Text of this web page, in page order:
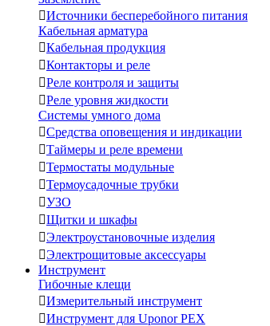
Источники бесперебойного питания
Кабельная арматура
Кабельная продукция
Контакторы и реле
Реле контроля и защиты
Реле уровня жидкости
Системы умного дома
Средства оповещения и индикации
Таймеры и реле времени
Термостаты модульные
Термоусадочные трубки
УЗО
Щитки и шкафы
Электроустановочные изделия
Электрощитовые аксессуары
Инструмент
Гибочные клещи
Измерительный инструмент
Инструмент для Uponor PEX